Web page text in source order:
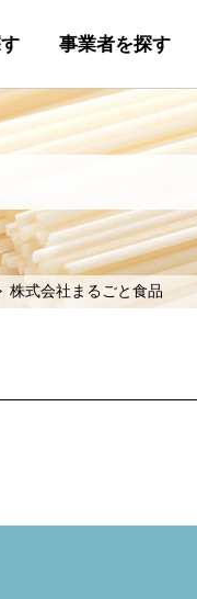
事業者を探す
株式会社まるごと食品